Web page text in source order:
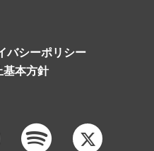
バシーポリシー
基本方針